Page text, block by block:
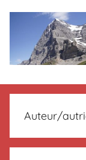
Le
blog
de
Suisse
souvenir
Auteur/